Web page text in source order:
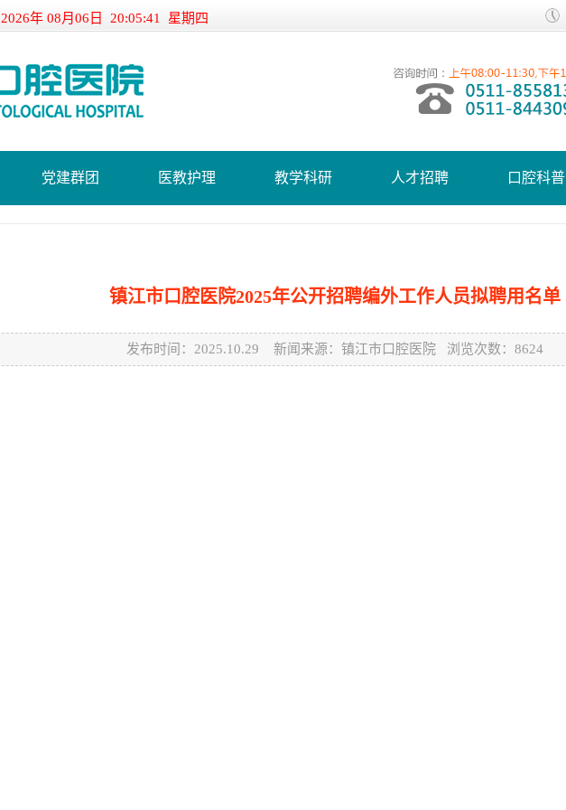
2026年 08月06日 20:05:41 星期四
党建群团 医教护理 教学科研 人才招聘 口腔科普
镇江市口腔医院2025年公开招聘编外工作人员拟聘用名单
发布时间：2025.10.29 新闻来源：镇江市口腔医院 浏览次数：8624